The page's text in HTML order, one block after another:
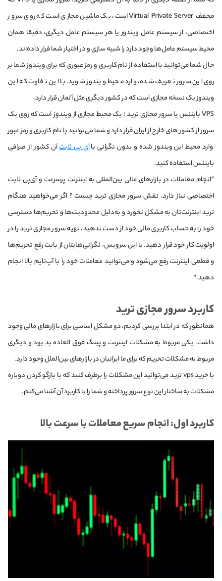
مخفف Virtual Private Server است، یک ماشین مجازی است که روی سرور
اختصاصی، از سیستم عامل ویندوز یا هر سیستم عامل دیگری، دقیقا همان
محیط سیستم عامل‌ها وجود دارد را شبیه سازی و در اختیار شما قرار داده‌اند.
حال شما می‌توانید با استفاده از نام کاربری و رمز عبوری که برای ویندوز شما بر
روی این سرور تعریف شده، وارد محیط ویندوز شوید. با این تفاوت که این
ویندوز یک نسخه مجازی است که در کشور دیگری مثل آلمان قرار دارد.
VPS بایننس یا سرور مجازی ترید ؛ یک محیط مجازی از ویندوز است که روی یک
سرور از کشور های خارج از ایران قرار دارد و شما می‌توانید با نام کاربری و رمز عبور
وارد محیط این ویندوز شده و بدون نگرانی باآی پی ثابتآن کشور از صرافی
بایننس استفاده کنید.
انجام معاملات در بازارهای مالی بین‌المللی به اینترنت پرسرعت و آی‌پی ثابت
اختصاصی نیاز دارد. نقش سرور مجازی ترید چیست ؟ اگر می‌خواهید هنگام
ترید اینترنت‌تان به مشکل نخورد و به‌دلیل محدودیت‌ها و تحریم‌ها دسترسی
خود را به حساب کاربری مالی خود از دست ندهید، تهیه سرور مجازی ترید را در
اولویت کار خود قرار دهید. با این سرویس، نگرانی‌هایتان از بابت رفع تحریم‌ها
و قطعی اینترنت رفع می‌شود و می‌توانید معاملات خود را با آپ‌تایم بالا انجام
دهید.
کاربرد سرور مجازی ترید
همانطور که در ابتدا بررسی کردیم، دو مشکل اساسی برای بازارهای مالی وجود
داشت. یکی مربوط به مشکلات اینترنت و پینگ فوق العاده بد بود و دیگری
مربوط به مشکلات تحریم که برای ما ایرانیان در بازارهای بین‌الملل وجود دارد.
با خرید vps ترید می‌توانید این مشکلات را برطرف کنید که با بازگو کردن دوباره
مشکلات به ساختار این نوع سرور پرداخته و شما را با کاربرد آن آشنا می‌کنم.
کاربرد اول: انجام سریع معاملات با سرعت بالا